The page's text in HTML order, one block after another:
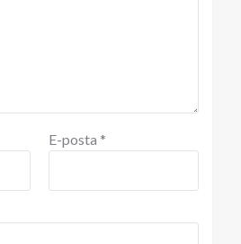
E-posta *